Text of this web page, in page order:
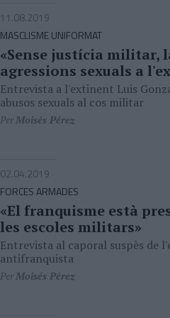
11.08.2019
MASCLISME UNIFORMAT
«Sense justícia militar,
agressions sexuals a
Entrevista a l'extinent Luis
abusos sexuals al cos militar
PerMoisés Pérez
02.04.2019
FORCES ARMADES
«El franquisme està
les escoles militars»
Entrevista al caporal suspès de
antifranquista
PerMoisés Pérez